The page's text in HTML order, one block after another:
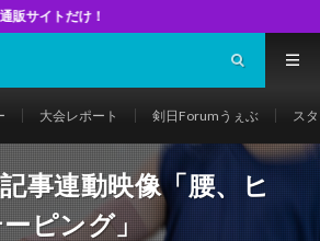
！
大会レポート 剣日Forumうぇぶ ス
事連動映像「腰、ヒ
ピング」